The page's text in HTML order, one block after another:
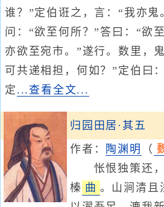
谁？”定伯诳之，言：“我亦鬼
问：“欲至何所？”答曰：“欲
亦欲至宛市。”遂行。数里，
可共递相担，何如？”定伯曰
定 ...查看全文...
归园田居·其五
作者： 陶渊明 （
怅恨独策还，
榛 曲 。山涧清且